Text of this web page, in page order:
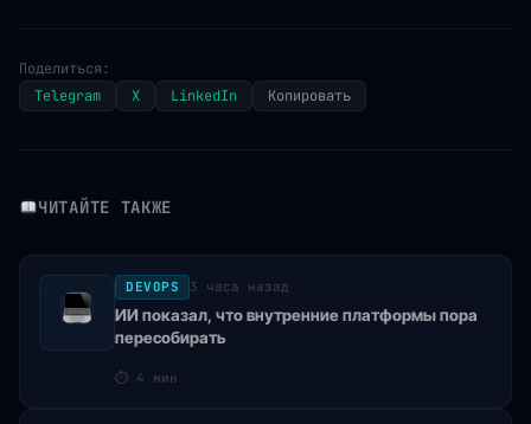
Поделиться:
Telegram
X LinkedIn Копировать
ЧИТАЙТЕ ТАКЖЕ
DEVOPS 3 часа назад
ИИ показал, что внутренние платформы пора
пересобирать
⏱ 4 мин